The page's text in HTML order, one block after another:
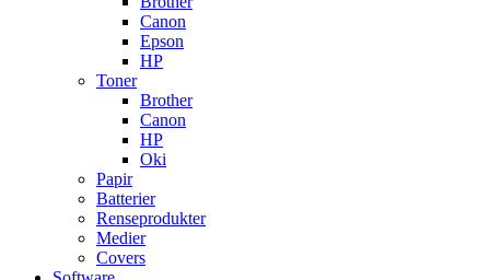
Canon
Epson
HP
Toner
Brother
Canon
HP
Oki
Papir
Batterier
Renseprodukter
Medier
Covers